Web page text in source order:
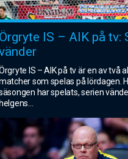
Örgryte IS – AIK på tv:
IS – AIK på tv är en av två
som spelas på lördagen.
har spelats, serien
helgens